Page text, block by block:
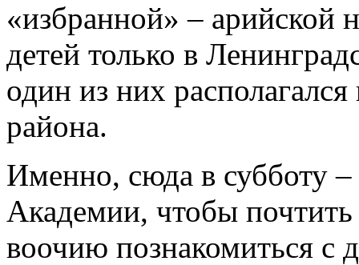
«избранной» –
детей только в
один из них
района.
Именно, сюда в субботу
Академии, чтобы
воочию познакомиться с